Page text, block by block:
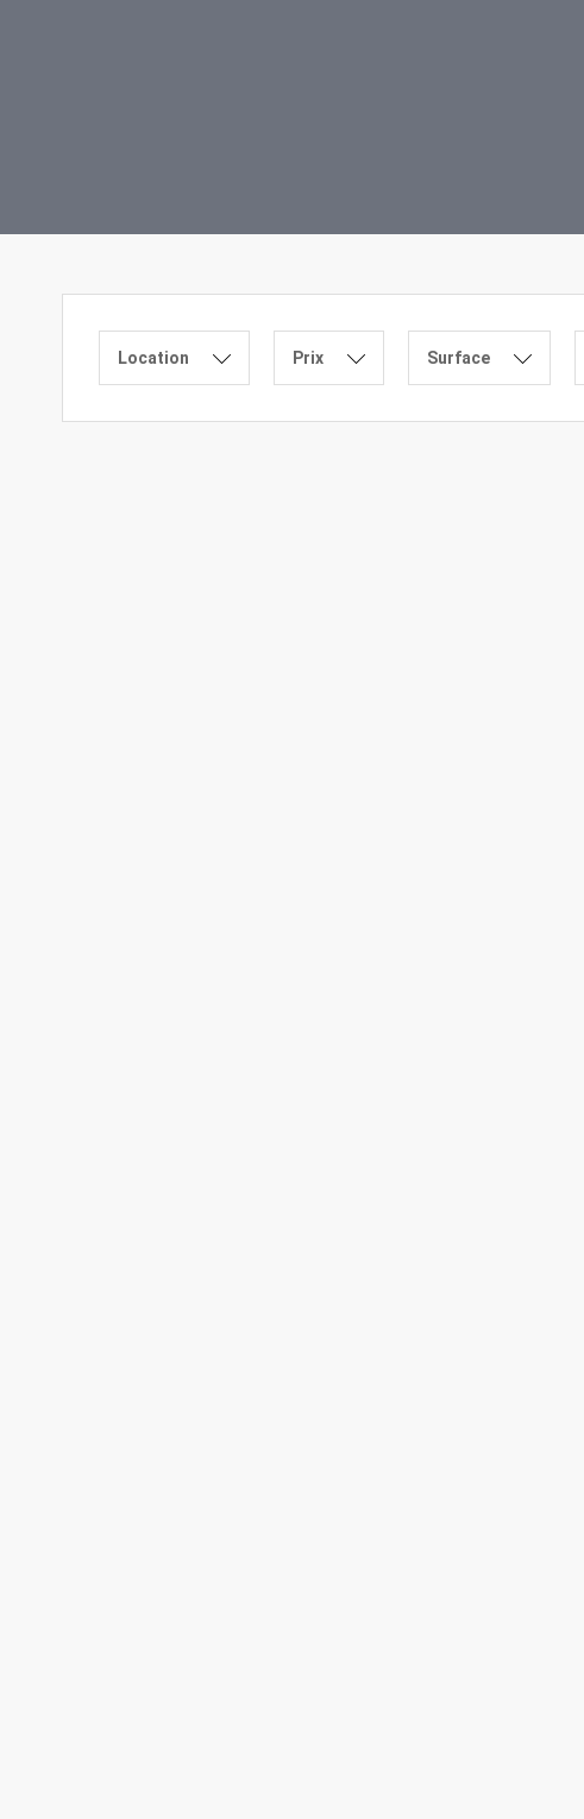
Location Prix Surface